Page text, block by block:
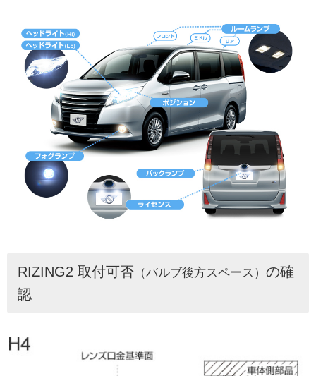
RIZING2 取付可否 （バルブ後方スペース） の確
認